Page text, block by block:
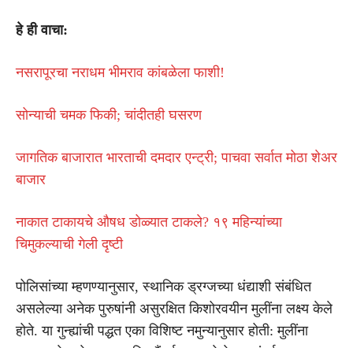
हे ही वाचा:
नसरापूरचा नराधम भीमराव कांबळेला फाशी!
सोन्याची चमक फिकी; चांदीतही घसरण
जागतिक बाजारात भारताची दमदार एन्ट्री; पाचवा सर्वात मोठा शेअर
बाजार
नाकात टाकायचे औषध डोळ्यात टाकले? १९ महिन्यांच्या
चिमुकल्याची गेली दृष्टी
पोलिसांच्या म्हणण्यानुसार, स्थानिक ड्रग्जच्या धंद्याशी संबंधित
असलेल्या अनेक पुरुषांनी असुरक्षित किशोरवयीन मुलींना लक्ष्य केले
होते. या गुन्ह्यांची पद्धत एका विशिष्ट नमुन्यानुसार होती: मुलींना